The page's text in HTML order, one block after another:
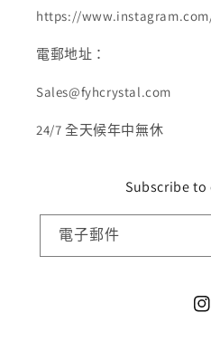
https://
電郵地址：
Sales@fyhcrystal.com
24/7 全天候年中無休
Subscribe to
電子郵件